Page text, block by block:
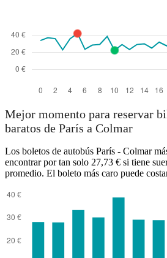
Mejor momento para reservar
baratos de París a Colmar
Los boletos de autobús París - Colmar
encontrar por tan solo 27,73 € si tiene
promedio. El boleto más caro puede